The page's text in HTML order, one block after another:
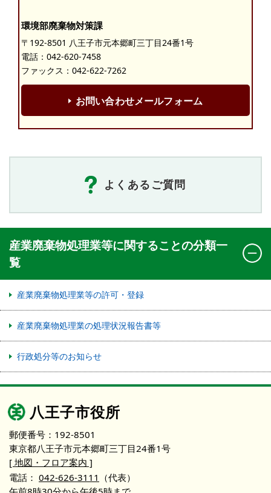
環境部廃棄物対策課
〒192-8501 八王子市元本郷町三丁目24番1号
電話： 042-620-7458
ファックス：042-622-7262
お問い合わせメールフォーム
よくあるご質問
産業廃棄物処理業等に関することの分類一
覧
産業廃棄物処理業等の許可・登録
産業廃棄物処理業の処理状況報告書等
行政処分等のお知らせ
八王子市役所
郵便番号：192-8501
東京都八王子市元本郷町三丁目24番1号
[ 地図・フロア案内 ]
電話： 042-626-3111 （代表）